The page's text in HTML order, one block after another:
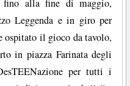
fino alla fine di maggio,
Leggenda e in giro per
ospitato il gioco da tavolo,
in piazza Farinata degli
per tutti i